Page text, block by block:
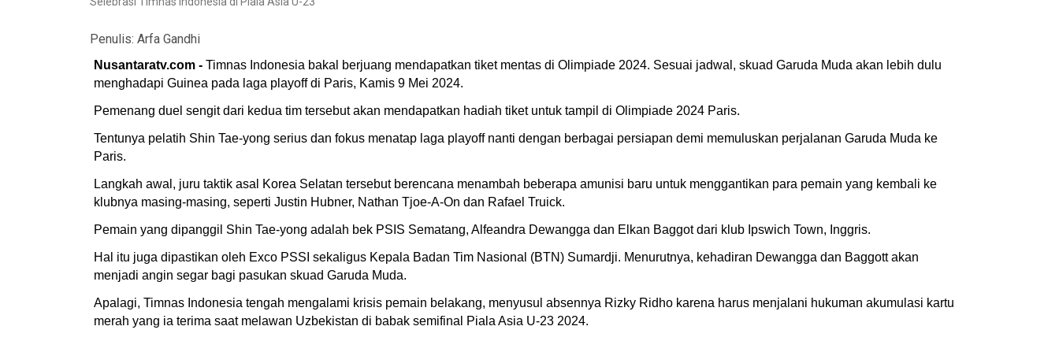
Penulis: Arfa Gandhi
Nusantaratv.com - Timnas Indonesia bakal berjuang mendapatkan tiket mentas di Olimpiade 2024. Sesuai jadwal, skuad Garuda Muda akan lebih dulu
menghadapi Guinea pada laga playoff di Paris, Kamis 9 Mei 2024.
Pemenang duel sengit dari kedua tim tersebut akan mendapatkan hadiah tiket untuk tampil di Olimpiade 2024 Paris.
Tentunya pelatih Shin Tae-yong serius dan fokus menatap laga playoff nanti dengan berbagai persiapan demi memuluskan perjalanan Garuda Muda ke
Paris.
Langkah awal, juru taktik asal Korea Selatan tersebut berencana menambah beberapa amunisi baru untuk menggantikan para pemain yang kembali ke
klubnya masing-masing, seperti Justin Hubner, Nathan Tjoe-A-On dan Rafael Truick.
Pemain yang dipanggil Shin Tae-yong adalah bek PSIS Sematang, Alfeandra Dewangga dan Elkan Baggot dari klub Ipswich Town, Inggris.
Hal itu juga dipastikan oleh Exco PSSI sekaligus Kepala Badan Tim Nasional (BTN) Sumardji. Menurutnya, kehadiran Dewangga dan Baggott akan
menjadi angin segar bagi pasukan skuad Garuda Muda.
Apalagi, Timnas Indonesia tengah mengalami krisis pemain belakang, menyusul absennya Rizky Ridho karena harus menjalani hukuman akumulasi kartu
merah yang ia terima saat melawan Uzbekistan di babak semifinal Piala Asia U-23 2024.